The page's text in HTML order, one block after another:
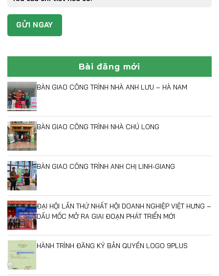
Bài đăng mới
BÀN GIAO CÔNG TRÌNH NHÀ ANH LƯU – HÀ NAM
BÀN GIAO CÔNG TRÌNH NHÀ CHÚ LONG
BÀN GIAO CÔNG TRÌNH ANH CHỊ LINH-GIANG
ĐẠI HỘI LẦN THỨ NHẤT HỘI DOANH NGHIỆP VIỆT HƯNG –
DẤU MỐC MỞ RA GIAI ĐOẠN PHÁT TRIỂN MỚI
HÀNH TRÌNH ĐĂNG KÝ BẢN QUYỀN LOGO 9PLUS